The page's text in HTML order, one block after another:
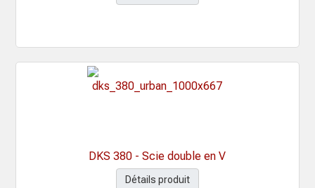
DKS 380 - Scie double en V
Détails produit